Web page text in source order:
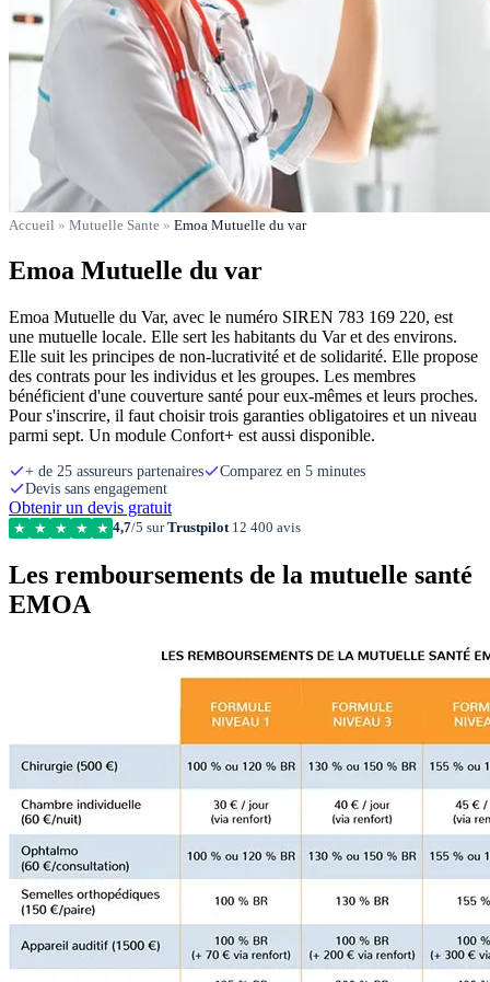
Accueil » Mutuelle Sante » Emoa Mutuelle du var
Emoa Mutuelle du var
Emoa Mutuelle du Var, avec le numéro SIREN 783 169 220, est
une mutuelle locale. Elle sert les habitants du Var et des environs.
Elle suit les principes de non-lucrativité et de solidarité. Elle propose
des contrats pour les individus et les groupes. Les membres
bénéficient d'une couverture santé pour eux-mêmes et leurs proches.
Pour s'inscrire, il faut choisir trois garanties obligatoires et un niveau
parmi sept. Un module Confort+ est aussi disponible.
+ de 25 assureurs partenaires
Comparez en 5 minutes
Devis sans engagement
Obtenir un devis gratuit
★ ★ ★ ★ ★ 4,7/5 surTrustpilot12 400 avis
Les remboursements de la mutuelle santé
EMOA